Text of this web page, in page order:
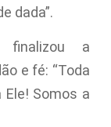
dada”.
finalizou a
e fé: “Toda
Somos a